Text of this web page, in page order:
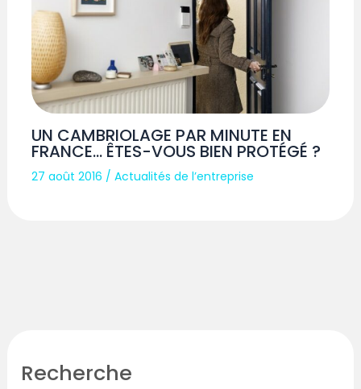
UN CAMBRIOLAGE PAR MINUTE EN
FRANCE… ÊTES-VOUS BIEN PROTÉGÉ ?
27 août 2016 /Actualités de l’entreprise
Recherche